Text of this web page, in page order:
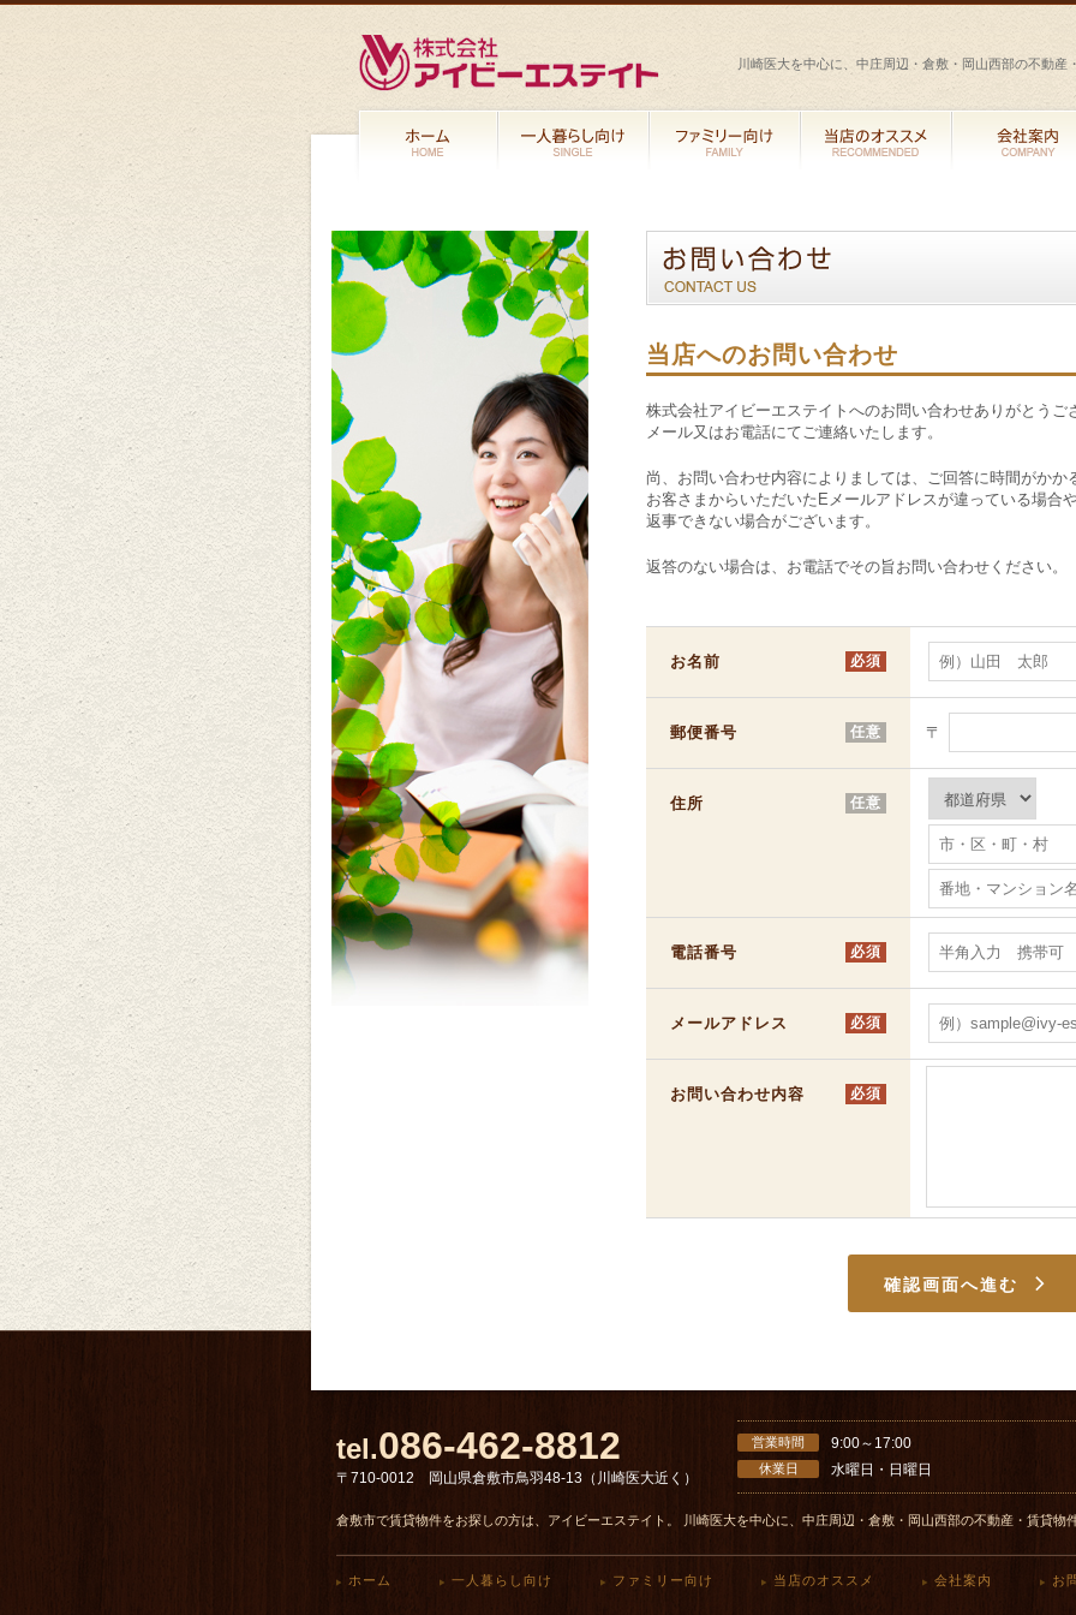
川崎医大を中心に、中庄周辺・倉敷・岡山西部の不動産
当店へのお問い合わせ
株式会社アイビーエステイトへのお問い合わせありがとうご
メール又はお電話にてご連絡いたします。
尚、お問い合わせ内容によりましては、ご回答に時間がかか
お客さまからいただいたEメールアドレスが違っている場合
返事できない場合がございます。
返答のない場合は、お電話でその旨お問い合わせください。
お名前 必須
郵便番号 任意 〒
住所 任意
電話番号 必須
メールアドレス 必須
お問い合わせ内容 必須
tel.086-462-8812
〒710-0012 岡山県倉敷市鳥羽48-13（川崎医大近く）
営業時間 9:00～17:00
休業日 水曜日・日曜日
倉敷市で賃貸物件をお探しの方は、アイビーエステイト。 川崎医大を中心に、中庄周辺・倉敷・岡山西部の不動産・賃貸物
ホーム 一人暮らし向け ファミリー向け 当店のオススメ 会社案内 お